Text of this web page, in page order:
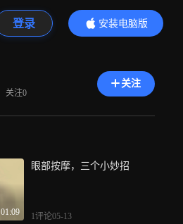
登录
安装电脑版
内容更精彩
关注0
关注
01:09
眼部按摩，三个小妙招
1评论05-13